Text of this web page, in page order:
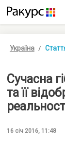
Україна
Сучасна
та її
16 січ 2016, 11:48